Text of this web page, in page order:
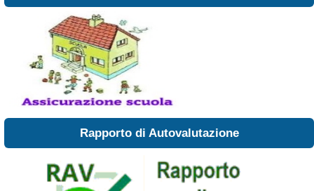
Rapporto di Autovalutazione